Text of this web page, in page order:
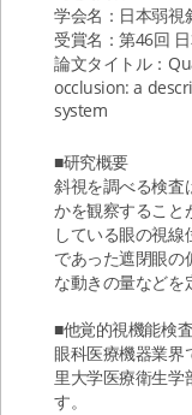
学会名：日本弱視
受賞名：第46回
論文タイトル：
occlusion: a
system
■研究概要
斜視を調べる検査
かを観察すること
している眼の視
であった遮閉眼の
な動きの量などを
■他覚的視機能検
眼科医療機器業界
里大学医療衛生学
す。